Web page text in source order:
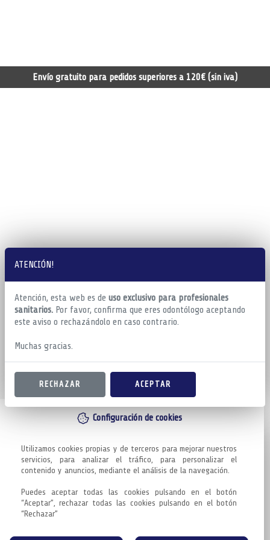
ATENCIÓN!
Atención, esta web es de uso exclusivo para profesionales
sanitarios. Por favor, confirma que eres odontólogo aceptando
este aviso o rechazándolo en caso contrario.
Muchas gracias.
RECHAZAR ACEPTAR
Configuración de cookies
Utilizamos cookies propias y de terceros para mejorar nuestros
servicios, para analizar el tráfico, para personalizar el
contenido y anuncios, mediante el análisis de la navegación.
Puedes aceptar todas las cookies pulsando en el botón
“Aceptar”, rechazar todas las cookies pulsando en el botón
“Rechazar”
Envío gratuito para pedidos superiores a 120€ (sin iva)